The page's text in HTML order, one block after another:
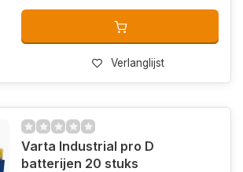
Verlanglijst
Varta Industrial pro D
batterijen 20 stuks